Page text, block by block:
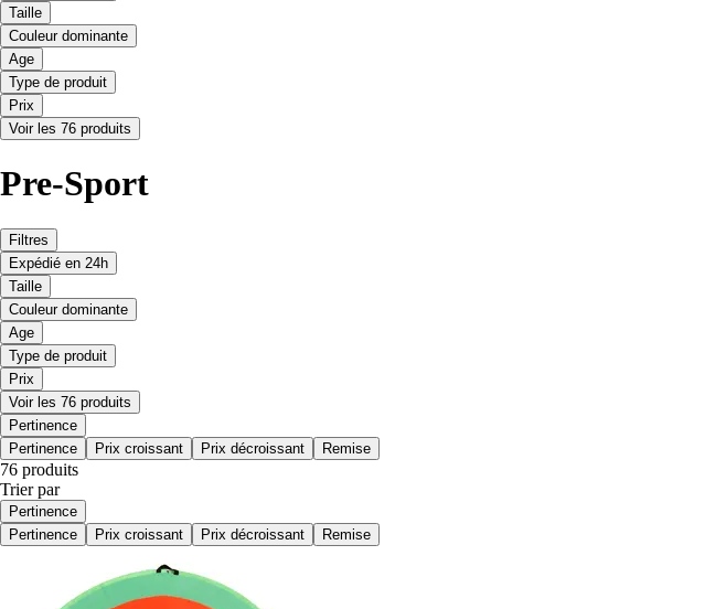
Taille
Couleur dominante
Age
Type de produit
Prix
Voir les 76 produits
Pre-Sport
Filtres
Expédié en 24h
Taille
Couleur dominante
Age
Type de produit
Prix
Voir les 76 produits
Pertinence
Pertinence
Prix croissant Prix décroissant Remise
76 produits
Trier par
Pertinence
Pertinence
Prix croissant Prix décroissant Remise